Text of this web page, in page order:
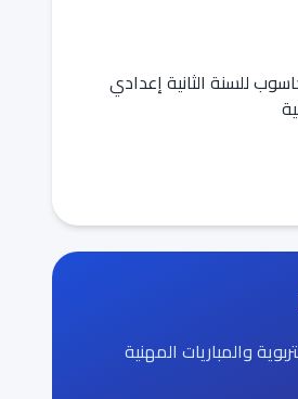
للسنة الثانية إعدادي
والمباريات المهنية